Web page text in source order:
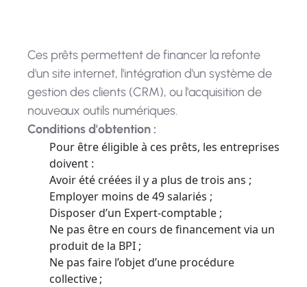
Ces prêts permettent de financer la refonte
d'un site internet, l'intégration d'un système de
gestion des clients (CRM), ou l'acquisition de
nouveaux outils numériques.
Conditions d'obtention :
Pour être éligible à ces prêts, les entreprises
doivent :
Avoir été créées il y a plus de trois ans ;
Employer moins de 49 salariés ;
Disposer d’un Expert-comptable ;
Ne pas être en cours de financement via un
produit de la BPI ;
Ne pas faire l’objet d’une procédure
collective ;